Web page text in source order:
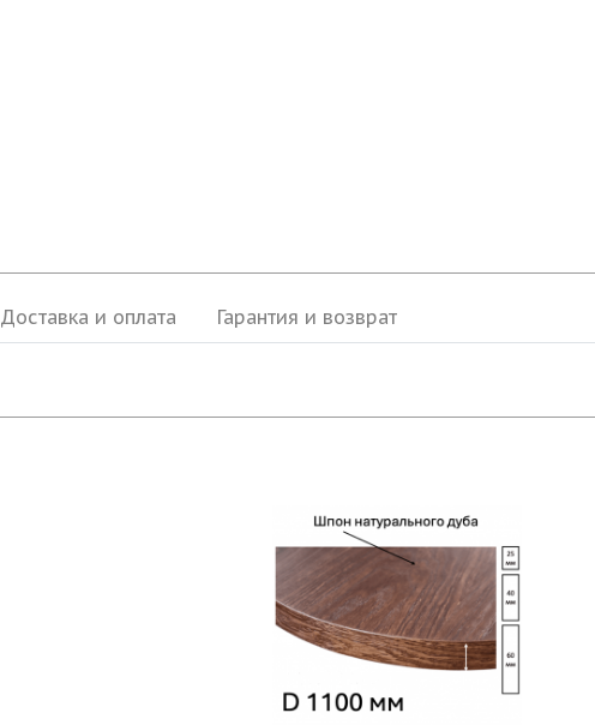
Доставка и оплата Гарантия и возврат